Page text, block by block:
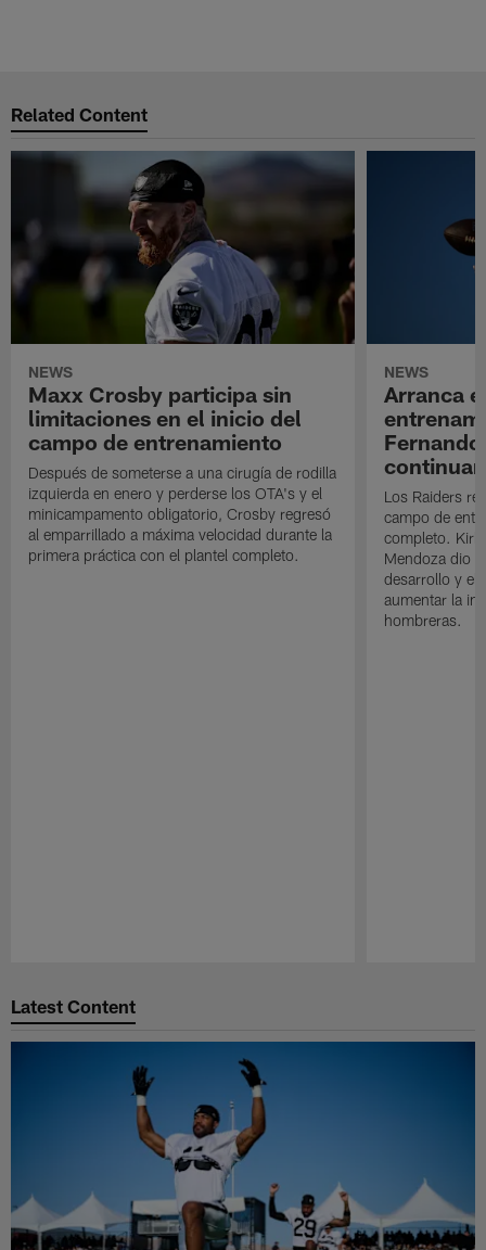
Related Content
NEWS
Maxx Crosby participa sin
limitaciones en el inicio del
campo de entrenamiento
Después de someterse a una cirugía de rodilla
izquierda en enero y perderse los OTA's y el
minicampamento obligatorio, Crosby regresó
al emparrillado a máxima velocidad durante la
primera práctica con el plantel completo.
NEWS
Arranca
Los Raiders
campo de
completo. Kirk
Mendoza dio
desarrollo y el
aumentar la
hombreras.
Latest Content